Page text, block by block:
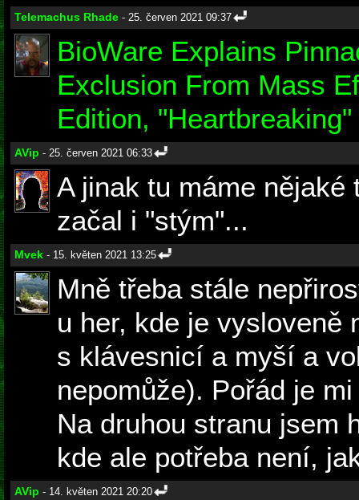
Telemachus Rhade - 25. červen 2021 09:37
BioWare Explains
Exclusion From Mass
Edition, "Heartbreaking"
AVip - 25. červen 2021 06:33
A jinak tu máme
začal i "stým"...
Mvek - 15. květen 2021 13:25
Mně třeba stále
u her, kde je vysloveně
s klávesnicí a myší a
nepomůže). Pořád je
Na druhou stranu jsem
kde ale potřeba není,
AVip - 14. květen 2021 20:20